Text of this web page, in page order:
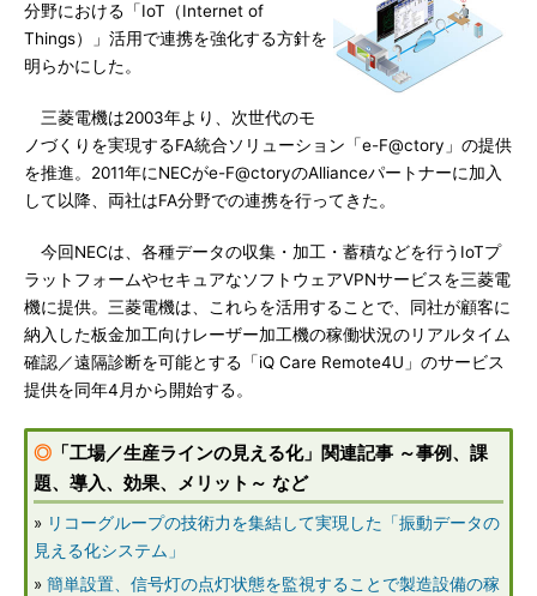
分野における「IoT（Internet of
Things）」活用で連携を強化する方針を
明らかにした。
三菱電機は2003年より、次世代のモ
ノづくりを実現するFA統合ソリューション「e-F@ctory」の提供
を推進。2011年にNECがe-F@ctoryのAllianceパートナーに加入
して以降、両社はFA分野での連携を行ってきた。
今回NECは、各種データの収集・加工・蓄積などを行うIoTプ
ラットフォームやセキュアなソフトウェアVPNサービスを三菱電
機に提供。三菱電機は、これらを活用することで、同社が顧客に
納入した板金加工向けレーザー加工機の稼働状況のリアルタイム
確認／遠隔診断を可能とする「iQ Care Remote4U」のサービス
提供を同年4月から開始する。
◎ 「工場／生産ラインの見える化」関連記事 ～事例、課
題、導入、効果、メリット～ など
» リコーグループの技術力を集結して実現した「振動データの
見える化システム」
» 簡単設置、信号灯の点灯状態を監視することで製造設備の稼